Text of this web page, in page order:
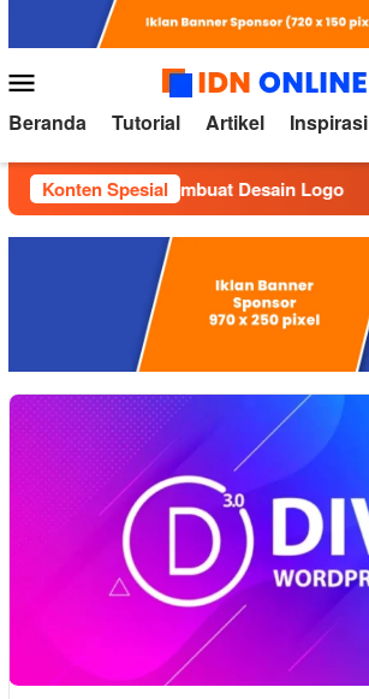
ke
konten
Mobile
Beranda Tutorial Artikel Inspirasi
Konten Spesial
Tutorial Membuat Desain Logo